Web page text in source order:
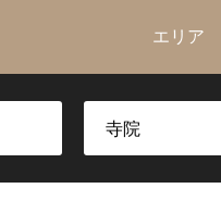
エリア